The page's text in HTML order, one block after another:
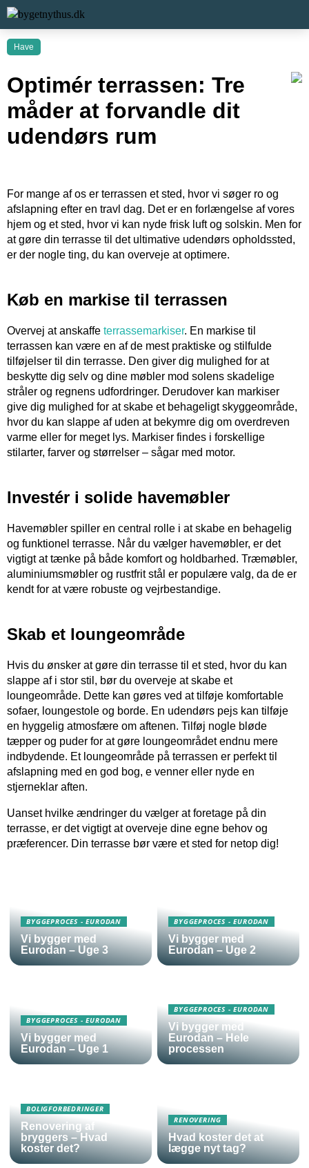
Have
Optimér terrassen: Tre
måder at forvandle dit
udendørs rum
For mange af os er terrassen et sted, hvor vi søger ro og
afslapning efter en travl dag. Det er en forlængelse af vores
hjem og et sted, hvor vi kan nyde frisk luft og solskin. Men for
at gøre din terrasse til det ultimative udendørs opholdssted,
er der nogle ting, du kan overveje at optimere.
Køb en markise til terrassen
Overvej at anskaffe terrassemarkiser. En markise til
terrassen kan være en af de mest praktiske og stilfulde
tilføjelser til din terrasse. Den giver dig mulighed for at
beskytte dig selv og dine møbler mod solens skadelige
stråler og regnens udfordringer. Derudover kan markiser
give dig mulighed for at skabe et behageligt skyggeområde,
hvor du kan slappe af uden at bekymre dig om overdreven
varme eller for meget lys. Markiser findes i forskellige
stilarter, farver og størrelser – sågar med motor.
Investér i solide havemøbler
Havemøbler spiller en central rolle i at skabe en behagelig
og funktionel terrasse. Når du vælger havemøbler, er det
vigtigt at tænke på både komfort og holdbarhed. Træmøbler,
aluminiumsmøbler og rustfrit stål er populære valg, da de er
kendt for at være robuste og vejrbestandige.
Skab et loungeområde
Hvis du ønsker at gøre din terrasse til et sted, hvor du kan
slappe af i stor stil, bør du overveje at skabe et
loungeområde. Dette kan gøres ved at tilføje komfortable
sofaer, loungestole og borde. En udendørs pejs kan tilføje
en hyggelig atmosfære om aftenen. Tilføj nogle bløde
tæpper og puder for at gøre loungeområdet endnu mere
indbydende. Et loungeområde på terrassen er perfekt til
afslapning med en god bog, e venner eller nyde en
stjerneklar aften.
Uanset hvilke ændringer du vælger at foretage på din
terrasse, er det vigtigt at overveje dine egne behov og
præferencer. Din terrasse bør være et sted for netop dig!
BYGGEPROCES - EURODAN
Vi bygger med
Eurodan – Uge 3
BYGGEPROCES - EURODAN
Vi bygger med
Eurodan – Uge 2
BYGGEPROCES - EURODAN
Vi bygger med
Eurodan – Uge 1
BYGGEPROCES - EURODAN
Vi bygger med
Eurodan – Hele
processen
BOLIGFORBEDRINGER
Renovering af
bryggers – Hvad
koster det?
RENOVERING
Hvad koster det at
lægge nyt tag?